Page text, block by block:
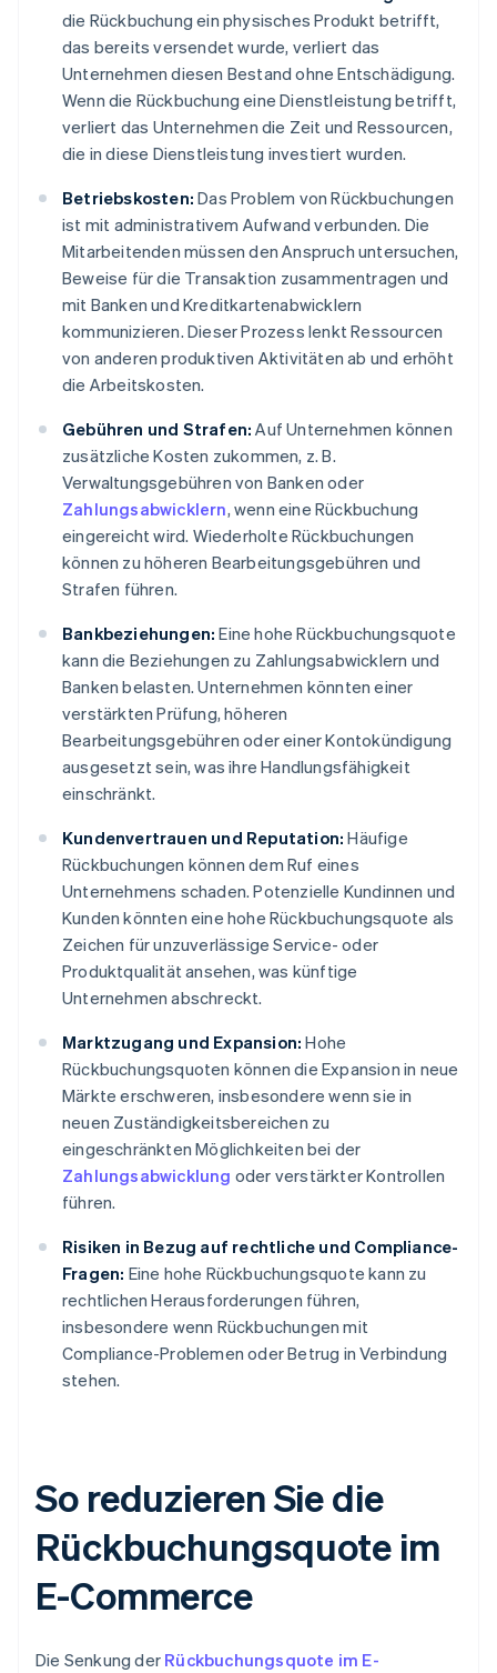
die Rückbuchung ein physisches Produkt betrifft,
das bereits versendet wurde, verliert das
Unternehmen diesen Bestand ohne Entschädigung.
Wenn die Rückbuchung eine Dienstleistung betrifft,
verliert das Unternehmen die Zeit und Ressourcen,
die in diese Dienstleistung investiert wurden.
Betriebskosten: Das Problem von Rückbuchungen
ist mit administrativem Aufwand verbunden. Die
Mitarbeitenden müssen den Anspruch untersuchen,
Beweise für die Transaktion zusammentragen und
mit Banken und Kreditkartenabwicklern
kommunizieren. Dieser Prozess lenkt Ressourcen
von anderen produktiven Aktivitäten ab und erhöht
die Arbeitskosten.
Gebühren und Strafen: Auf Unternehmen können
zusätzliche Kosten zukommen, z. B.
Verwaltungsgebühren von Banken oder
Zahlungsabwicklern, wenn eine Rückbuchung
eingereicht wird. Wiederholte Rückbuchungen
können zu höheren Bearbeitungsgebühren und
Strafen führen.
Bankbeziehungen: Eine hohe Rückbuchungsquote
kann die Beziehungen zu Zahlungsabwicklern und
Banken belasten. Unternehmen könnten einer
verstärkten Prüfung, höheren
Bearbeitungsgebühren oder einer Kontokündigung
ausgesetzt sein, was ihre Handlungsfähigkeit
einschränkt.
Kundenvertrauen und Reputation: Häufige
Rückbuchungen können dem Ruf eines
Unternehmens schaden. Potenzielle Kundinnen und
Kunden könnten eine hohe Rückbuchungsquote als
Zeichen für unzuverlässige Service- oder
Produktqualität ansehen, was künftige
Unternehmen abschreckt.
Marktzugang und Expansion: Hohe
Rückbuchungsquoten können die Expansion in neue
Märkte erschweren, insbesondere wenn sie in
neuen Zuständigkeitsbereichen zu
eingeschränkten Möglichkeiten bei der
Zahlungsabwicklung oder verstärkter Kontrollen
führen.
Risiken in Bezug auf rechtliche und Compliance-
Fragen: Eine hohe Rückbuchungsquote kann zu
rechtlichen Herausforderungen führen,
insbesondere wenn Rückbuchungen mit
Compliance-Problemen oder Betrug in Verbindung
stehen.
So reduzieren Sie die
Rückbuchungsquote im
E-Commerce
Die Senkung der Rückbuchungsquote im E-